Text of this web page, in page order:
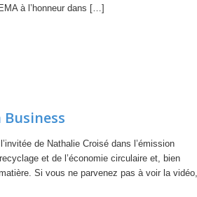
à l’honneur dans […]
de Nathalie Croisé dans l’émission
et de l’économie circulaire et, bien
Si vous ne parvenez pas à voir la vidéo,